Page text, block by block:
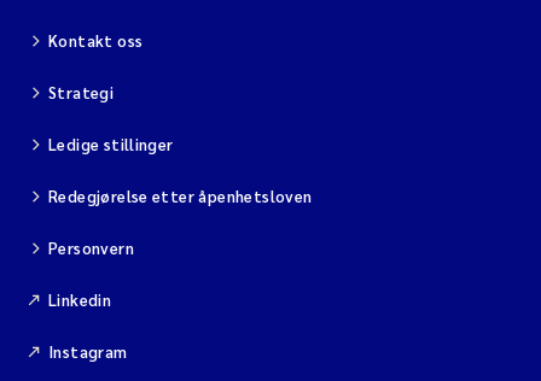
Kontakt oss
Strategi
Ledige stillinger
Redegjørelse etter åpenhetsloven
Personvern
Linkedin
Instagram